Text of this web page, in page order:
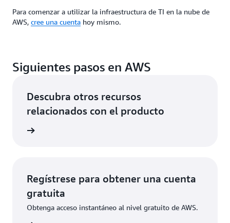
Para comenzar a utilizar la infraestructura de TI en la nube de
AWS, cree una cuenta hoy mismo.
Siguientes pasos en AWS
Descubra otros recursos
relacionados con el producto
Regístrese para obtener una cuenta
gratuita
Obtenga acceso instantáneo al nivel gratuito de AWS.